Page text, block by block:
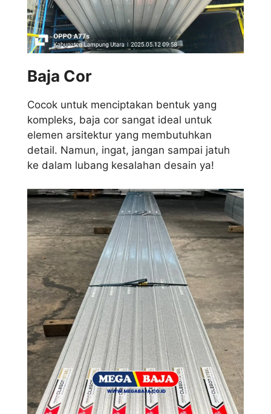
Baja Cor
Cocok untuk menciptakan bentuk yang
kompleks, baja cor sangat ideal untuk
elemen arsitektur yang membutuhkan
detail. Namun, ingat, jangan sampai jatuh
ke dalam lubang kesalahan desain ya!